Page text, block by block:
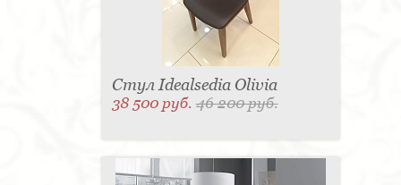
Стул Idealsedia Olivia
38 500 руб.46 200 руб.